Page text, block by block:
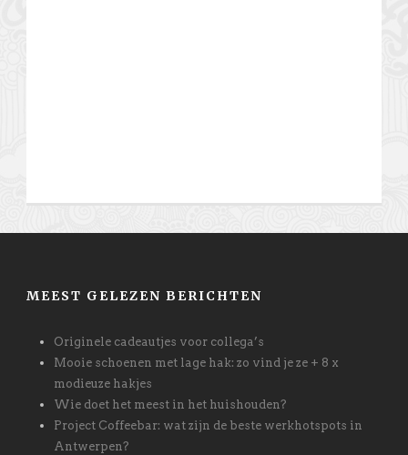
MEEST GELEZEN BERICHTEN
Originele cadeautjes voor collega’s
Mooie schoenen met lage hak: zo vind je ze + 8 x
modieuze hakjes
Wie doet het meest in het huishouden?
Project Coffeebar: wat zijn de beste werkhotspots in
Antwerpen?